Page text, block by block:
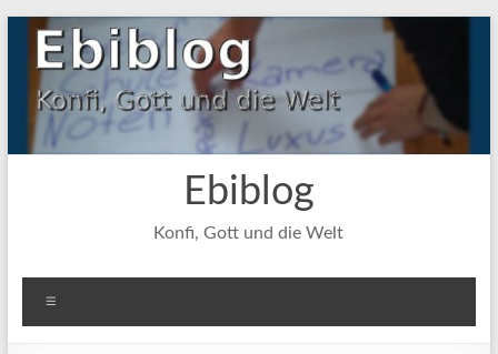
Zum
Inhalt
springen
Ebiblog
Konfi, Gott und die Welt